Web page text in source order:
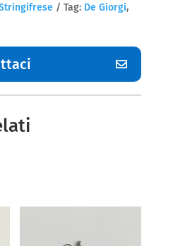
Tag: De Giorgi,